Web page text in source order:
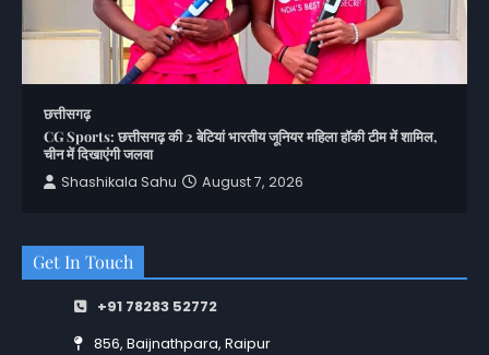
छत्तीसगढ़
CG Sports: छत्तीसगढ़ की 2 बेटियां भारतीय जूनियर महिला हॉकी टीम में शामिल,
चीन में दिखाएंगी जलवा
Shashikala Sahu
August 7, 2026
Get In Touch
+91 78283 52772
856, Baijnathpara, Raipur